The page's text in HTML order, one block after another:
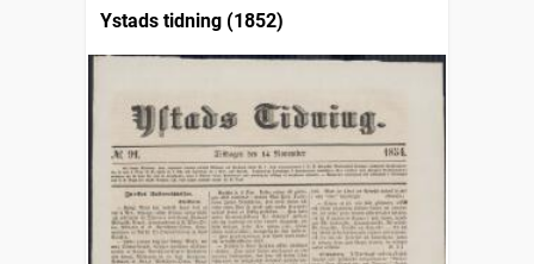
Ystads tidning (1852)